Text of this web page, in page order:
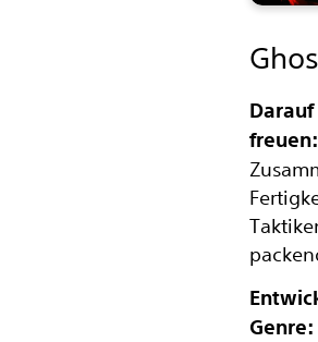
freuen:
Genre: